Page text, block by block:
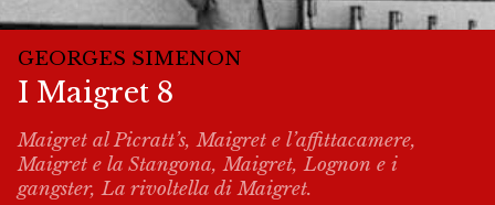
GEORGES SIMENON
I Maigret 8
Maigret al Picratt’s, Maigret e l’affittacamere,
Maigret e la Stangona, Maigret, Lognon e i
gangster, La rivoltella di Maigret.